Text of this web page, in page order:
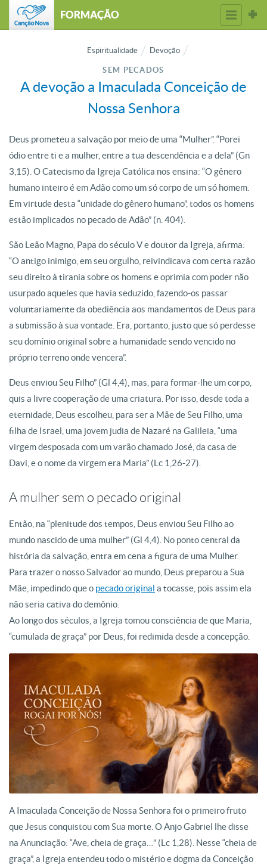
FORMAÇÃO
Espiritualidade Devoção
SEM PECADOS
A devoção a Imaculada Conceição de
Nossa Senhora
Deus prometeu a salvação por meio de uma “Mulher”. “Porei
ódio entre ti e a mulher, entre a tua descendência e a dela” (Gn
3,15). O Catecismo da Igreja Católica nos ensina: “O gênero
humano inteiro é em Adão como um só corpo de um só homem.
Em virtude desta “unidade do gênero humano”, todos os homens
estão implicados no pecado de Adão” (n. 404).
São Leão Magno, Papa do século V e doutor da Igreja, afirma:
“O antigo inimigo, em seu orgulho, reivindicava com certa razão
seu direito à tirania sobre os homens e oprimia com poder não
usurpado aqueles que havia seduzido, fazendo-os passar
voluntariamente da obediência aos mandamentos de Deus para
a submissão à sua vontade. Era, portanto, justo que só perdesse
seu domínio original sobre a humanidade sendo vencido no
próprio terreno onde vencera”.
Deus enviou Seu Filho” (Gl 4,4), mas, para formar-lhe um corpo,
quis a livre cooperação de uma criatura. Por isso, desde toda a
eternidade, Deus escolheu, para ser a Mãe de Seu Filho, uma
filha de Israel, uma jovem judia de Nazaré na Galileia, “uma
virgem desposada com um varão chamado José, da casa de
Davi, e o nome da virgem era Maria” (Lc 1,26-27).
A mulher sem o pecado original
Então, na “plenitude dos tempos, Deus enviou Seu Filho ao
mundo nascido de uma mulher” (Gl 4,4). No ponto central da
história da salvação, entra em cena a figura de uma Mulher.
Para trazer o nosso Salvador ao mundo, Deus preparou a Sua
Mãe, impedindo que o pecado original a tocasse, pois assim ela
não seria cativa do demônio.
Ao longo dos séculos, a Igreja tomou consciência de que Maria,
“cumulada de graça” por Deus, foi redimida desde a concepção.
A Imaculada Conceição de Nossa Senhora foi o primeiro fruto
que Jesus conquistou com Sua morte. O Anjo Gabriel lhe disse
na Anunciação: “Ave, cheia de graça…” (Lc 1,28). Nesse “cheia de
graça”, a Igreja entendeu todo o mistério e dogma da Conceição